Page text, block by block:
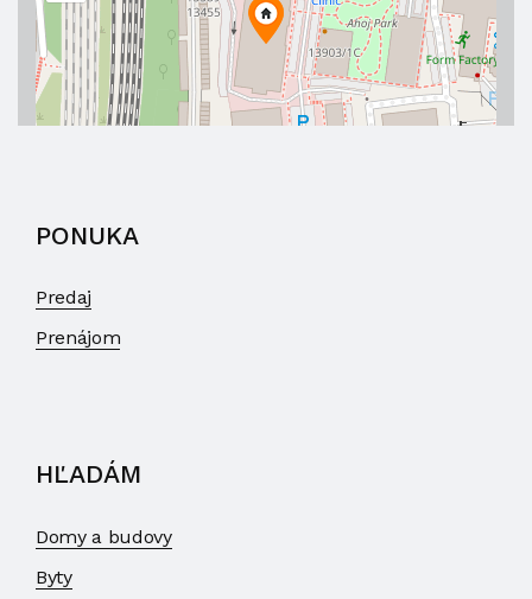
PONUKA
Predaj
Prenájom
HĽADÁM
Domy a budovy
Byty